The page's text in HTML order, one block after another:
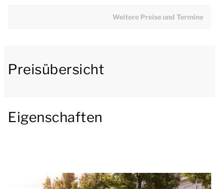
Küche mit Essecke. Die Küche verfügt u.a. über eine
Ebenfalls im Obergeschoss befindet sich ein
angrenzendes Badezimmer mit Dusche und
Waschbecken. Es gibt auch eine separate Toilette.
Boxspringbetten. Das andere Schlafzimmer hat ein
Weitere Preise und Termine
Preisübersicht
Eigenschaften